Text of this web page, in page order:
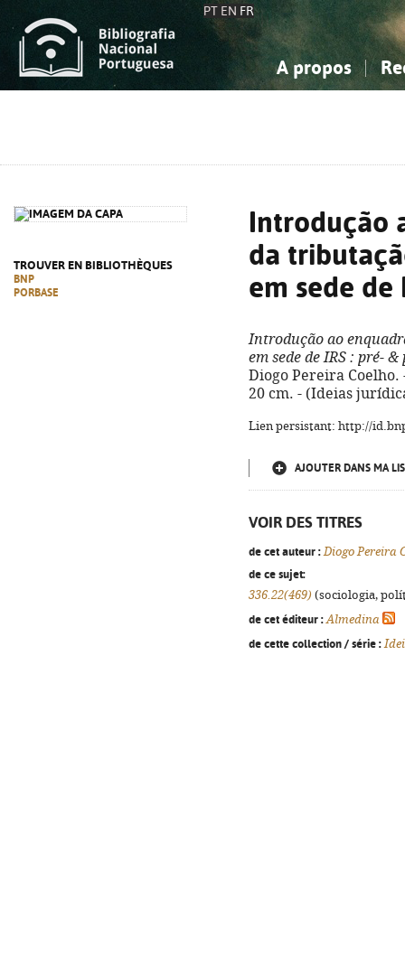
PT EN FR
A propos
TROUVER EN BIBLIOTHÈQUES
BNP
PORBASE
Introdução
da
em sede de
Introdução ao
em sede de IRS : pré- &
Diogo Pereira Coelho.
20 cm. - (Ideias
Lien persistant: http://
AJOUTER DANS MA
VOIR DES TITRES
de cet auteur : Diogo Pereira
de ce sujet:
336.22(469) (sociologia,
de cet éditeur : Almedina
de cette collection / série :